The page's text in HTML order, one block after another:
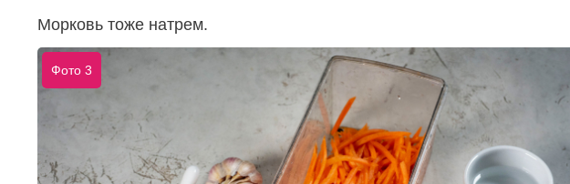
Морковь тоже натрем.
Фото 3